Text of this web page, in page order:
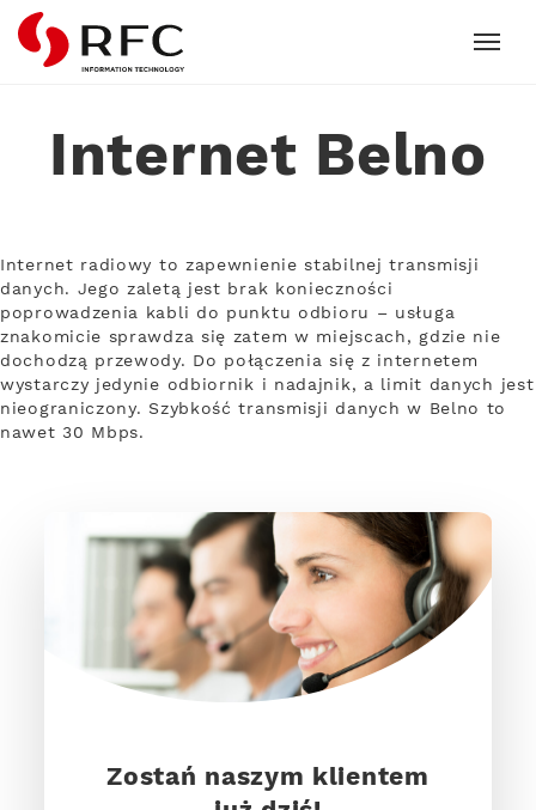
RFC
Internet Belno
Internet radiowy to zapewnienie stabilnej transmisji
danych. Jego zaletą jest brak konieczności
poprowadzenia kabli do punktu odbioru – usługa
znakomicie sprawdza się zatem w miejscach, gdzie nie
dochodzą przewody. Do połączenia się z internetem
wystarczy jedynie odbiornik i nadajnik, a limit danych jest
nieograniczony. Szybkość transmisji danych w Belno to
nawet 30 Mbps.
Zostań naszym klientem